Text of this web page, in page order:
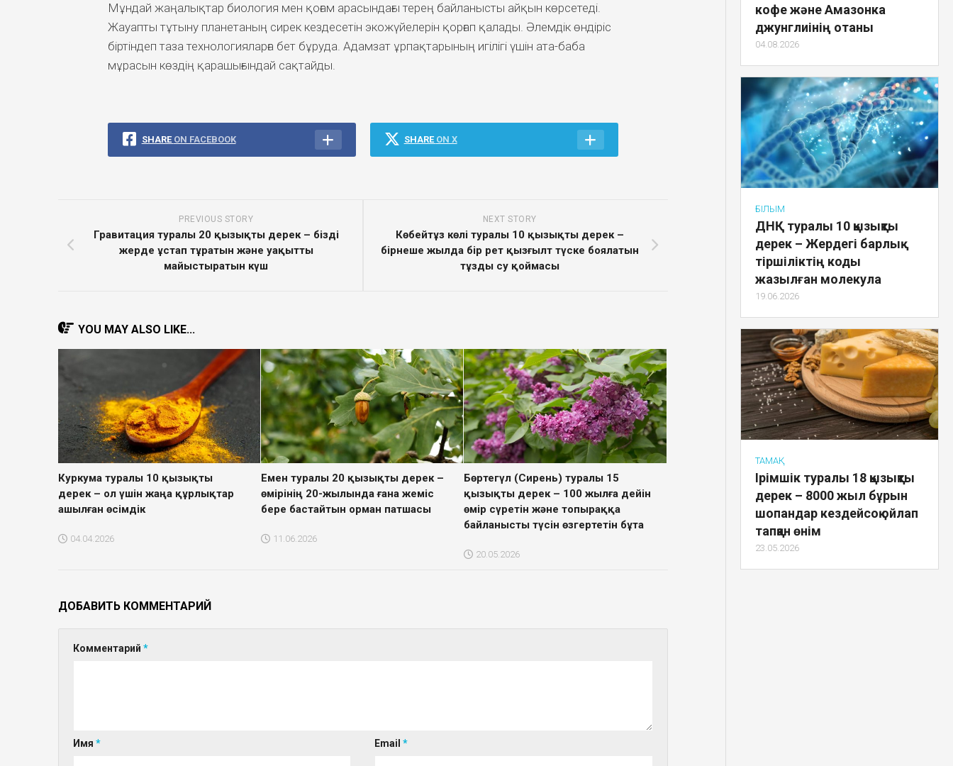
Мұндай жаңалықтар биология мен қоғам арасындағы терең байланысты айқын көрсетеді.
Жауапты тұтыну планетаның сирек кездесетін экожүйелерін қорғап қалады. Әлемдік өндіріс
біртіндеп таза технологияларға бет бұруда. Адамзат ұрпақтарының игілігі үшін ата-баба
мұрасын көздің қарашығындай сақтайды.
SHARE ON FACEBOOK SHARE ON X
NEXT STORY
Көбейтұз көлі туралы 10 қызықты дерек –
бірнеше жылда бір рет қызғылт түске боялатын
тұзды су қоймасы
PREVIOUS STORY
Гравитация туралы 20 қызықты дерек – бізді
жерде ұстап тұратын және уақытты
майыстыратын күш
YOU MAY ALSO LIKE...
Куркума туралы 10 қызықты
дерек – ол үшін жаңа құрлықтар
ашылған өсімдік
04.04.2026
Емен туралы 20 қызықты дерек –
өмірінің 20-жылында ғана жеміс
бере бастайтын орман патшасы
11.06.2026
Бөртегүл (Сирень) туралы 15
қызықты дерек – 100 жылға дейін
өмір сүретін және топыраққа
байланысты түсін өзгертетін бұта
20.05.2026
ДОБАВИТЬ КОММЕНТАРИЙ
Комментарий *
Имя * Email *
кофе және Амазонка
джунглиінің отаны
04.08.2026
ҒЫЛЫМ
ДНҚ туралы 10 қызықты
дерек – Жердегі барлық
тіршіліктің коды
жазылған молекула
19.06.2026
ТАМАҚ
Ірімшік туралы 18 қызықты
дерек – 8000 жыл бұрын
шопандар кездейсоқ ойлап
тапқан өнім
23.05.2026